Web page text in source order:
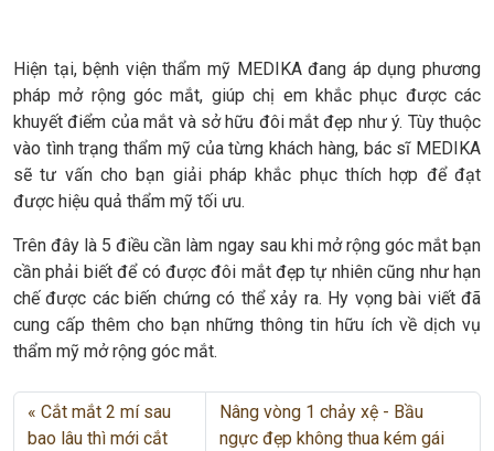
Hiện tại, bệnh viện thẩm mỹ MEDIKA đang áp dụng phương
pháp mở rộng góc mắt, giúp chị em khắc phục được các
khuyết điểm của mắt và sở hữu đôi mắt đẹp như ý. Tùy thuộc
vào tình trạng thẩm mỹ của từng khách hàng, bác sĩ MEDIKA
sẽ tư vấn cho bạn giải pháp khắc phục thích hợp để đạt
được hiệu quả thẩm mỹ tối ưu.
Trên đây là 5 điều cần làm ngay sau khi mở rộng góc mắt bạn
cần phải biết để có được đôi mắt đẹp tự nhiên cũng như hạn
chế được các biến chứng có thể xảy ra. Hy vọng bài viết đã
cung cấp thêm cho bạn những thông tin hữu ích về dịch vụ
thẩm mỹ mở rộng góc mắt.
Cắt mắt 2 mí sau
bao lâu thì mới cắt
Nâng vòng 1 chảy xệ - Bầu
ngực đẹp không thua kém gái